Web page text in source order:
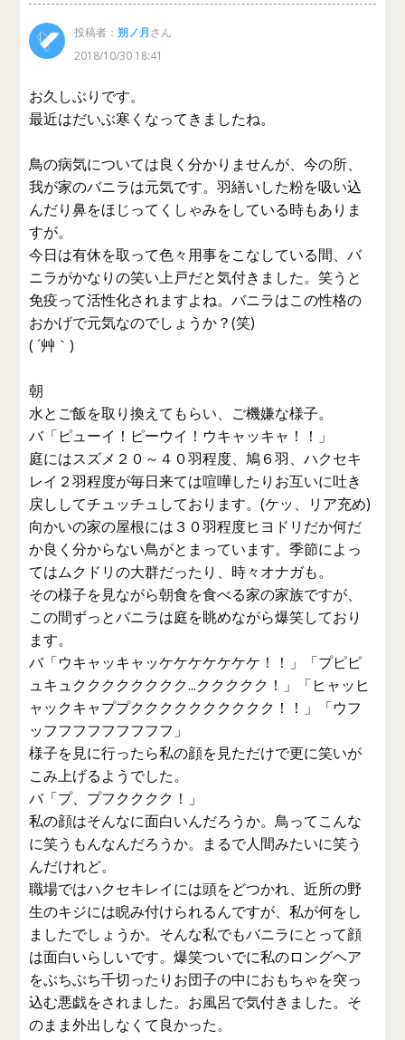
投稿者：朔ノ月さん
2018/10/30 18:41
お久しぶりです。
最近はだいぶ寒くなってきましたね。
鳥の病気については良く分かりませんが、今の所、
我が家のバニラは元気です。羽繕いした粉を吸い込
んだり鼻をほじってくしゃみをしている時もありま
すが。
今日は有休を取って色々用事をこなしている間、バ
ニラがかなりの笑い上戸だと気付きました。笑うと
免疫って活性化されますよね。バニラはこの性格の
おかげで元気なのでしょうか？(笑)
( ´艸｀)
朝
水とご飯を取り換えてもらい、ご機嫌な様子。
バ「ピューイ！ピーウイ！ウキャッキャ！！」
庭にはスズメ２０～４０羽程度、鳩６羽、ハクセキ
レイ２羽程度が毎日来ては喧嘩したりお互いに吐き
戻ししてチュッチュしております。(ケッ、リア充め)
向かいの家の屋根には３０羽程度ヒヨドリだか何だ
か良く分からない鳥がとまっています。季節によっ
てはムクドリの大群だったり、時々オナガも。
その様子を見ながら朝食を食べる家の家族ですが、
この間ずっとバニラは庭を眺めながら爆笑しており
ます。
バ「ウキャッキャッケケケケケケケ！！」「プピピ
ュキュクククククククク...ククククク！」「ヒャッヒ
ャックキャププクククククククククク！！」「ウフ
ッフフフフフフフフフ」
様子を見に行ったら私の顔を見ただけで更に笑いが
こみ上げるようでした。
バ「プ、プフクククク！」
私の顔はそんなに面白いんだろうか。鳥ってこんな
に笑うもんなんだろうか。まるで人間みたいに笑う
んだけれど。
職場ではハクセキレイには頭をどつかれ、近所の野
生のキジには睨み付けられるんですが、私が何をし
ましたでしょうか。そんな私でもバニラにとって顔
は面白いらしいです。爆笑ついでに私のロングヘア
をぶちぶち千切ったりお団子の中におもちゃを突っ
込む悪戯をされました。お風呂で気付きました。そ
のまま外出しなくて良かった。